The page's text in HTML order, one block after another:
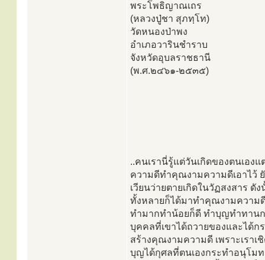
พระโพธิญาณเถร
(หลวงปู่ชา สุภทฺโท)
วัดหนองป่าพง
อำเภอวารินชำราบ
จังหวัดอุบลราชธานี
(พ.ศ.๒๔๖๑-๒๕๓๕)
..คนเรานี่รู้แต่วันเกิดของตนเอง
ความดีทำคุณงามความดีเอาไว้ ยั
เวียนว่ายตายเกิดในวัฏสงสาร ดั
ทั้งหลายก็ได้มาทำคุณงามความ
ทำมากทำน้อยก็ดี ทำบุญทำทานก
บุคคลที่เขาได้ถวายของและได้
สร้างคุณงามความดี เพราะเรา
บุญได้กุศลที่ตนเองกระทำอนุโมท